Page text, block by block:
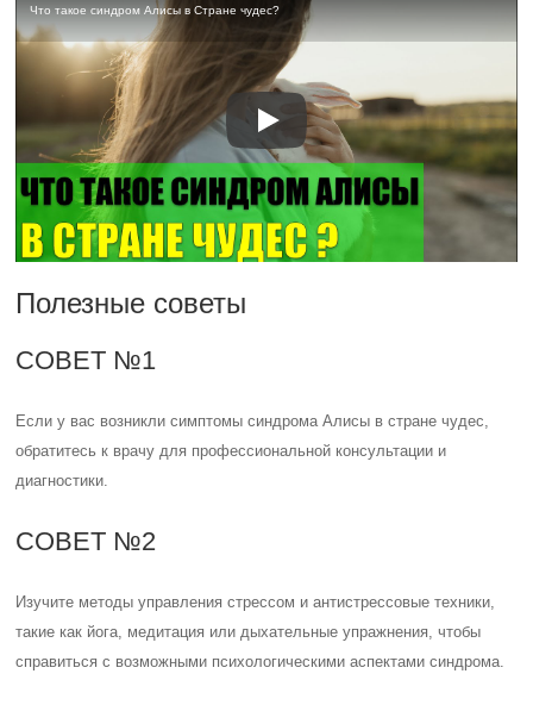
Что такое синдром Алисы в Стране чудес?
Полезные советы
СОВЕТ №1
Если у вас возникли симптомы синдрома Алисы в стране чудес,
обратитесь к врачу для профессиональной консультации и
диагностики.
СОВЕТ №2
Изучите методы управления стрессом и антистрессовые техники,
такие как йога, медитация или дыхательные упражнения, чтобы
справиться с возможными психологическими аспектами синдрома.